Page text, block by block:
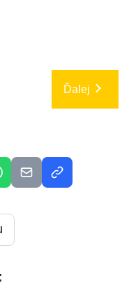
Ďalej